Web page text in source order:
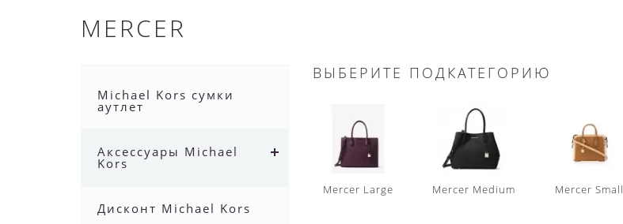
MERCER
Michael Kors сумки
аутлет
Аксессуары Michael
Kors
Дисконт Michael Kors
ВЫБЕРИТЕ ПОДКАТЕГОРИЮ
Mercer Large Mercer Medium Mercer Small